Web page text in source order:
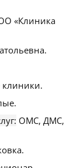
«Клиника
ОМС, ДМС,